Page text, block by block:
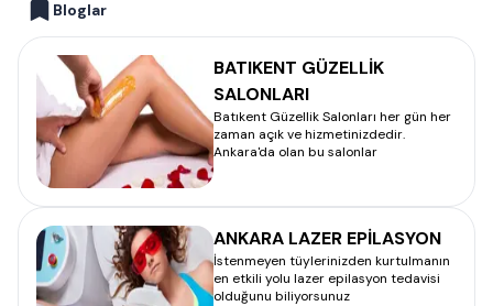
Bloglar
BATIKENT GÜZELLİK
SALONLARI
Batıkent Güzellik Salonları her gün her
zaman açık ve hizmetinizdedir.
Ankara'da olan bu salonlar
ANKARA LAZER EPİLASYON
İstenmeyen tüylerinizden kurtulmanın
en etkili yolu lazer epilasyon tedavisi
olduğunu biliyorsunuz